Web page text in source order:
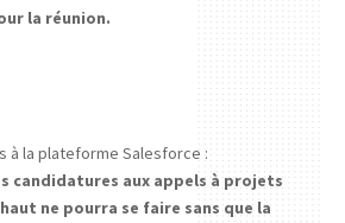
la réunion.
à la plateforme Salesforce :
candidatures aux appels à projets
ne pourra se faire sans que la